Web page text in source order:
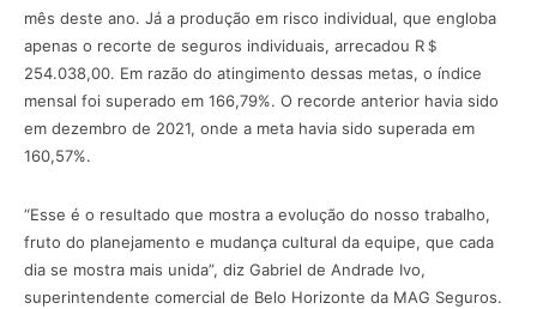
mês deste ano. Já a produção em risco individual, que engloba
apenas o recorte de seguros individuais, arrecadou R＄
254.038,00. Em razão do atingimento dessas metas, o índice
mensal foi superado em 166,79%. O recorde anterior havia sido
em dezembro de 2021, onde a meta havia sido superada em
160,57%.
“Esse é o resultado que mostra a evolução do nosso trabalho,
fruto do planejamento e mudança cultural da equipe, que cada
dia se mostra mais unida”, diz Gabriel de Andrade Ivo,
superintendente comercial de Belo Horizonte da MAG Seguros.